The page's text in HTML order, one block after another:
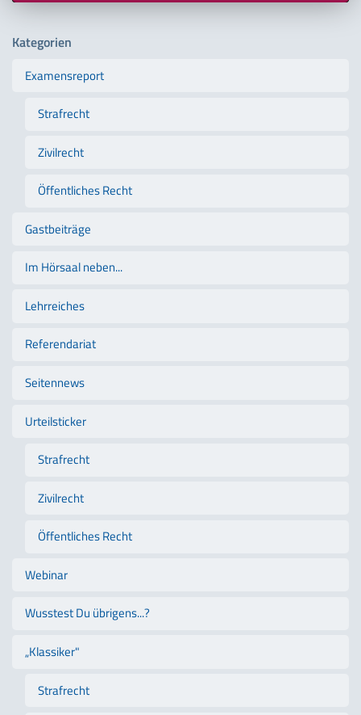
Kategorien
Examensreport
Strafrecht
Zivilrecht
Öffentliches Recht
Gastbeiträge
Im Hörsaal neben...
Lehrreiches
Referendariat
Seitennews
Urteilsticker
Strafrecht
Zivilrecht
Öffentliches Recht
Webinar
Wusstest Du übrigens...?
„Klassiker"
Strafrecht